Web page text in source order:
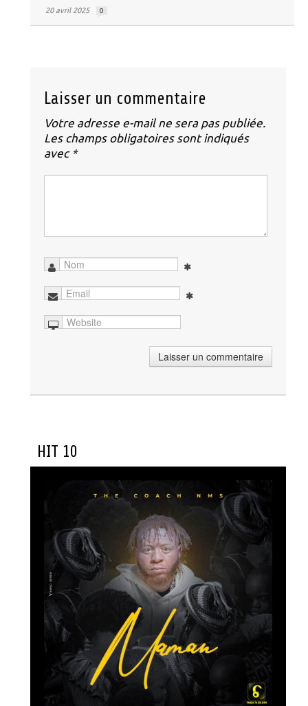
20 avril 2025 0
Laisser un commentaire
Votre adresse e-mail ne sera pas publiée.
Les champs obligatoires sont indiqués
avec *
HIT 10